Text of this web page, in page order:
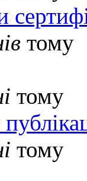
тому
тому
тому